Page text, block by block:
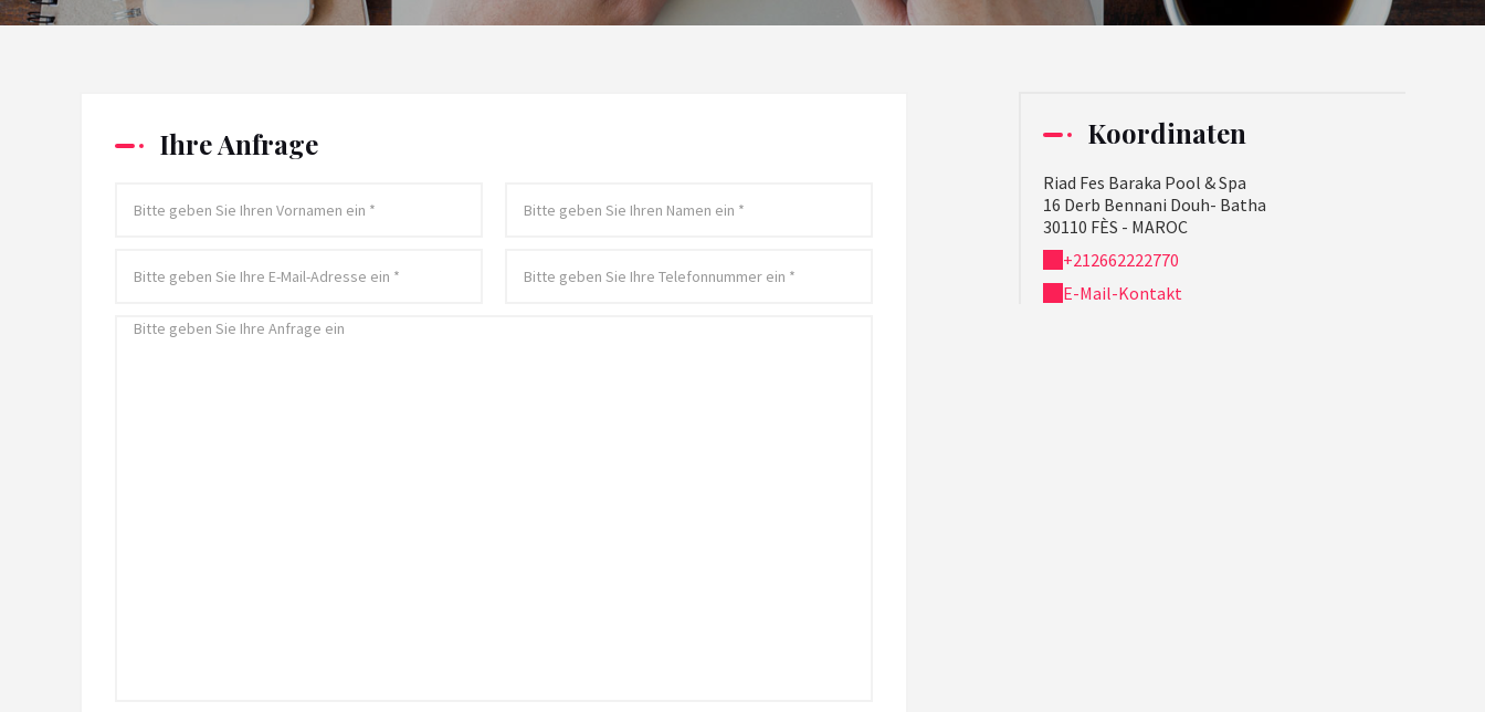
Ihre Anfrage Koordinaten
Riad Fes Baraka Pool & Spa
16 Derb Bennani Douh- Batha
30110 FÈS - MAROC
+212662222770
E-Mail-Kontakt